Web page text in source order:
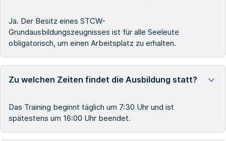
Ja. Der Besitz eines STCW-
Grundausbildungszeugnisses ist für alle Seeleute
obligatorisch, um einen Arbeitsplatz zu erhalten.
Zu welchen Zeiten findet die Ausbildung statt?
Das Training beginnt täglich um 7:30 Uhr und ist
spätestens um 16:00 Uhr beendet.